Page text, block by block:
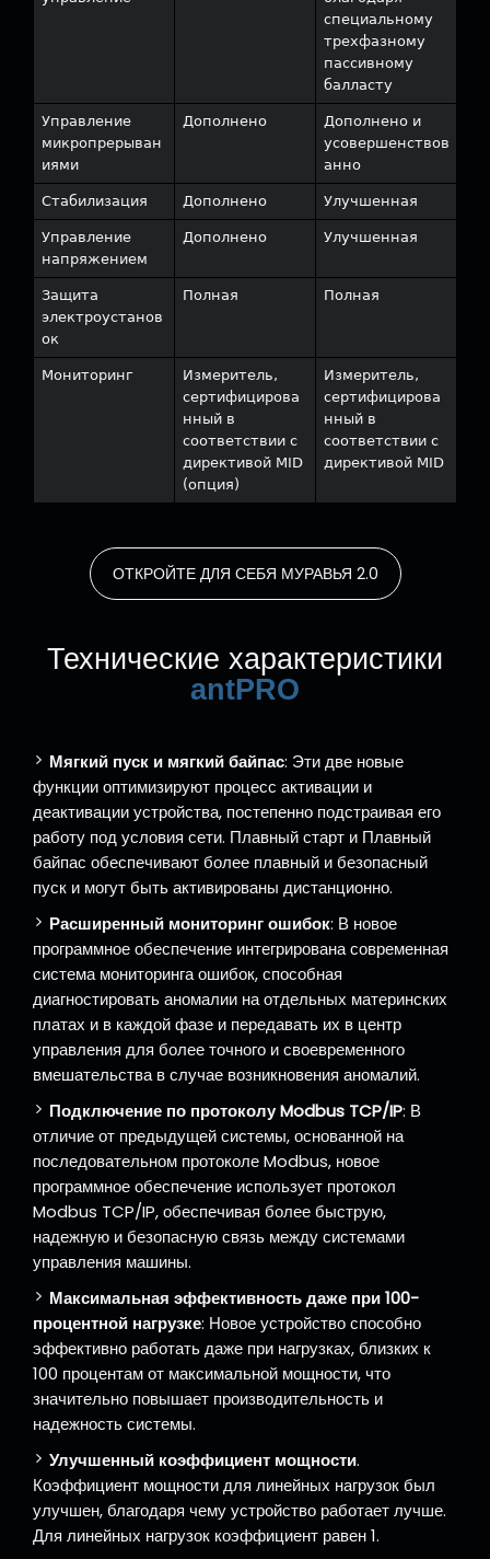
специальному
трехфазному
пассивному
балласту
Управление
микропрерыван
иями
Дополнено
Дополнено и
усовершенствов
анно
Стабилизация Дополнено Улучшенная
Управление
напряжением
Дополнено Улучшенная
Защита
электроустанов
ок
Полная Полная
Мониторинг
Измеритель,
сертифицирова
нный в
соответствии с
директивой MID
(опция)
Измеритель,
сертифицирова
нный в
соответствии с
директивой MID
ОТКРОЙТЕ ДЛЯ СЕБЯ МУРАВЬЯ 2.0
Технические характеристики
antPRO
Мягкий пуск и мягкий байпас: Эти две новые
функции оптимизируют процесс активации и
деактивации устройства, постепенно подстраивая его
работу под условия сети. Плавный старт и Плавный
байпас обеспечивают более плавный и безопасный
пуск и могут быть активированы дистанционно.
Расширенный мониторинг ошибок: В новое
программное обеспечение интегрирована современная
система мониторинга ошибок, способная
диагностировать аномалии на отдельных материнских
платах и в каждой фазе и передавать их в центр
управления для более точного и своевременного
вмешательства в случае возникновения аномалий.
Подключение по протоколу Modbus TCP/IP: В
отличие от предыдущей системы, основанной на
последовательном протоколе Modbus, новое
программное обеспечение использует протокол
Modbus TCP/IP, обеспечивая более быструю,
надежную и безопасную связь между системами
управления машины.
Максимальная эффективность даже при 100-
процентной нагрузке: Новое устройство способно
эффективно работать даже при нагрузках, близких к
100 процентам от максимальной мощности, что
значительно повышает производительность и
надежность системы.
Улучшенный коэффициент мощности.
Коэффициент мощности для линейных нагрузок был
улучшен, благодаря чему устройство работает лучше.
Для линейных нагрузок коэффициент равен 1.